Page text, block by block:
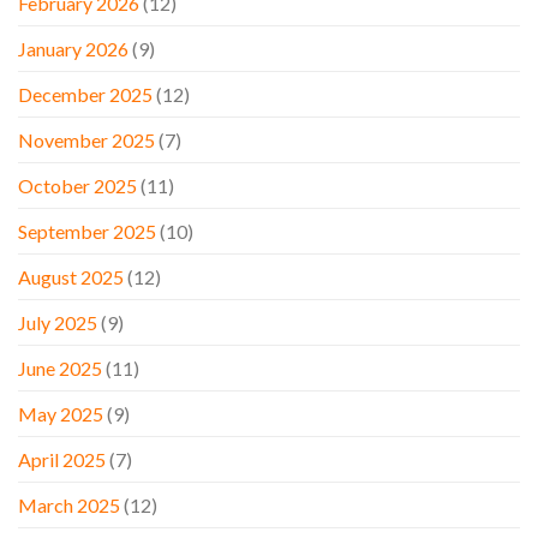
January 2026(9)
December 2025(12)
November 2025(7)
October 2025(11)
September 2025(10)
August 2025(12)
July 2025(9)
June 2025(11)
May 2025(9)
April 2025(7)
March 2025(12)